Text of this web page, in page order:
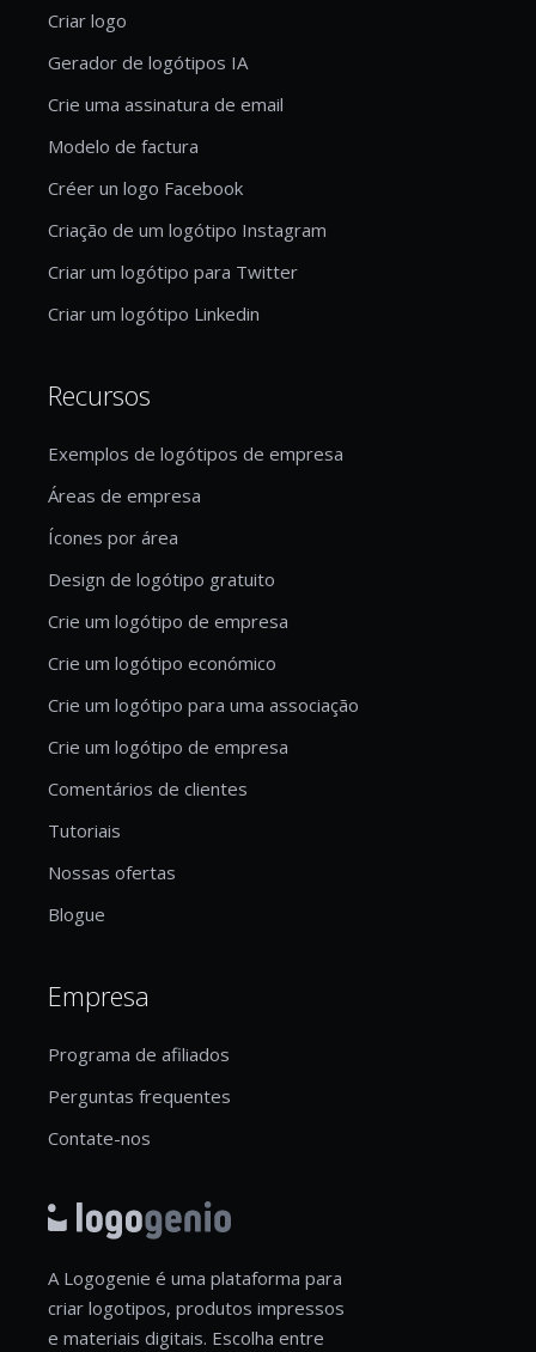
Criar logo
Gerador de logótipos IA
Crie uma assinatura de email
Modelo de factura
Créer un logo Facebook
Criação de um logótipo Instagram
Criar um logótipo para Twitter
Criar um logótipo Linkedin
Recursos
Exemplos de logótipos de empresa
Áreas de empresa
Ícones por área
Design de logótipo gratuito
Crie um logótipo de empresa
Crie um logótipo económico
Crie um logótipo para uma associação
Crie um logótipo de empresa
Comentários de clientes
Tutoriais
Nossas ofertas
Blogue
Empresa
Programa de afiliados
Perguntas frequentes
Contate-nos
A Logogenie é uma plataforma para
criar logotipos, produtos impressos
e materiais digitais. Escolha entre